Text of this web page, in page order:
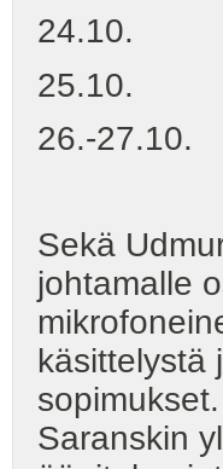
24.10.
25.10.
26.-27.10.
Sekä
johtamalle
käsittelystä
Saranskin